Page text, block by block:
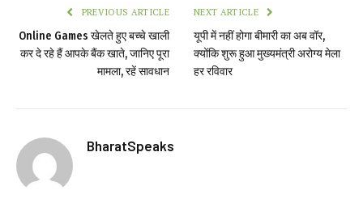
PREVIOUS ARTICLE
Online Games खेलते हुए बच्चे खाली
कर दे रहे हैं आपके बैंक खाते, जानिए पूरा
मामला, रहें सावधान
NEXT ARTICLE
यूपी में नहीं होगा बीमारी का अब वॉर,
क्योंकि शुरू हुआ मुख्यमंत्री अरोग्य मेला
हर रविवार
BharatSpeaks